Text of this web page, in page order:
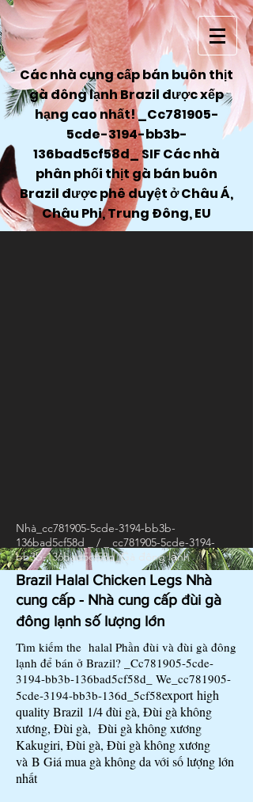
Các nhà cung cấp bán buôn thịt
gà đông lạnh Brazil được xếp
hạng cao nhất! _Cc781905-
5cde-3194-bb3b-
136bad5cf58d_ SIF Các nhà
phân phối thịt gà bán buôn
Brazil được phê duyệt ở Châu Á,
Châu Phi, Trung Đông, EU
Nhà _cc781905-5cde-3194-bb3b-
136bad5cf58d _ / _ cc781905-5cde-3194-
bb3b-136bad5cf58d_Gà đông lạnh
Brazil Halal Chicken Legs Nhà
cung cấp - Nhà cung cấp đùi gà
đông lạnh số lượng lớn
Tìm kiếm the halal Phần đùi và đùi gà đông
lạnh để bán ở Brazil? _Cc781905-5cde-
3194-bb3b-136bad5cf58d_ We_cc781905-
5cde-3194-bb3b-136d_5cf58export high
quality Brazil 1/4 đùi gà, Đùi gà không
xương, Đùi gà, Đùi gà không xương
Kakugiri, Đùi gà, Đùi gà không xương
và B Giá mua gà không da với số lượng lớn
nhất